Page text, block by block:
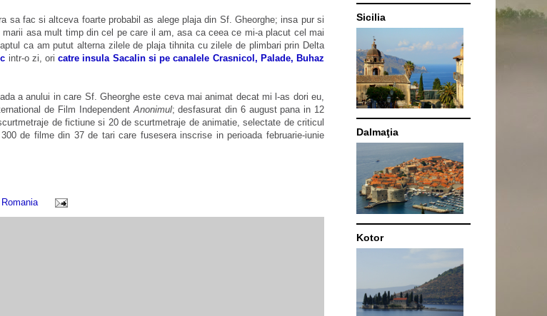
sa fac si altceva foarte probabil as alege plaja din Sf. Gheorghe; insa pur si
asa mult timp din cel pe care il am, asa ca ceea ce mi-a placut cel mai
ca am putut alterna zilele de plaja tihnita cu zilele de plimbari prin Delta
intr-o zi, oricatre insula Sacalin si pe canalele Crasnicol, Palade, Buhaz
a anului in care Sf. Gheorghe este ceva mai animat decat mi l-as dori eu,
de Film Independent Anonimul; desfasurat din 6 august pana in 12
de fictiune si 20 de scurtmetraje de animatie, selectate de criticul
de filme din 37 de tari care fusesera inscri­se in perioada februarie-iunie
Romania
Sicilia
Dalmaţia
Kotor